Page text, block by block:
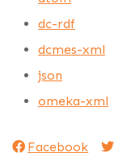
dc-rdf
dcmes-xml
json
omeka-xml
Facebook